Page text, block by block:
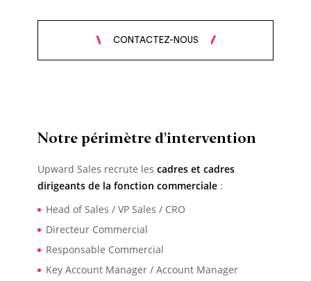
CONTACTEZ-NOUS
Notre périmètre d'intervention
Upward Sales recrute les cadres et cadres
dirigeants de la fonction commerciale:
Head of Sales / VP Sales / CRO
Directeur Commercial
Responsable Commercial
Key Account Manager / Account Manager